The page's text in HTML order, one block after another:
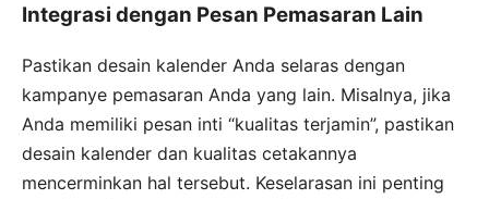
Integrasi dengan Pesan Pemasaran Lain
Pastikan desain kalender Anda selaras dengan
kampanye pemasaran Anda yang lain. Misalnya, jika
Anda memiliki pesan inti “kualitas terjamin”, pastikan
desain kalender dan kualitas cetakannya
mencerminkan hal tersebut. Keselarasan ini penting